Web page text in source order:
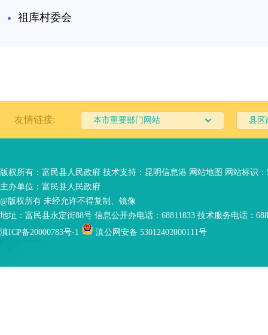
祖库村委会
友情链接: 本市重要部门网站 县区
版权所有：富民县人民政府 技术支持： 昆明信息港 网站地图 网站标识：
主办单位：富民县人民政府
@版权所有 未经允许不得复制、镜像
地址：富民县永定街88号 信息公开办电话：68811833 技术服务电话：
滇ICP备20000783号-1
滇公网安备 53012402000111号